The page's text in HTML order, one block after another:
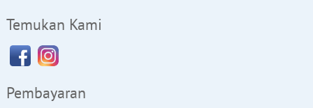
Temukan Kami
Pembayaran